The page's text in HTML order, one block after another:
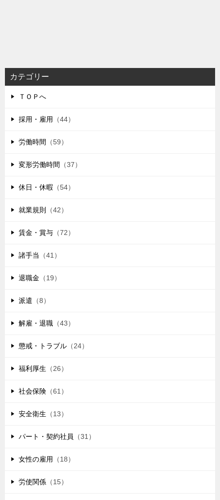
カテゴリー
ＴＯＰへ
採用・雇用 （44）
労働時間 （59）
変形労働時間 （37）
休日・休暇 （54）
就業規則 （42）
賃金・賞与 （72）
諸手当 （41）
退職金 （19）
派遣 （8）
解雇・退職 （43）
懲戒・トラブル （24）
福利厚生 （26）
社会保険 （61）
安全衛生 （13）
パート・契約社員 （31）
女性の雇用 （18）
労使関係 （15）